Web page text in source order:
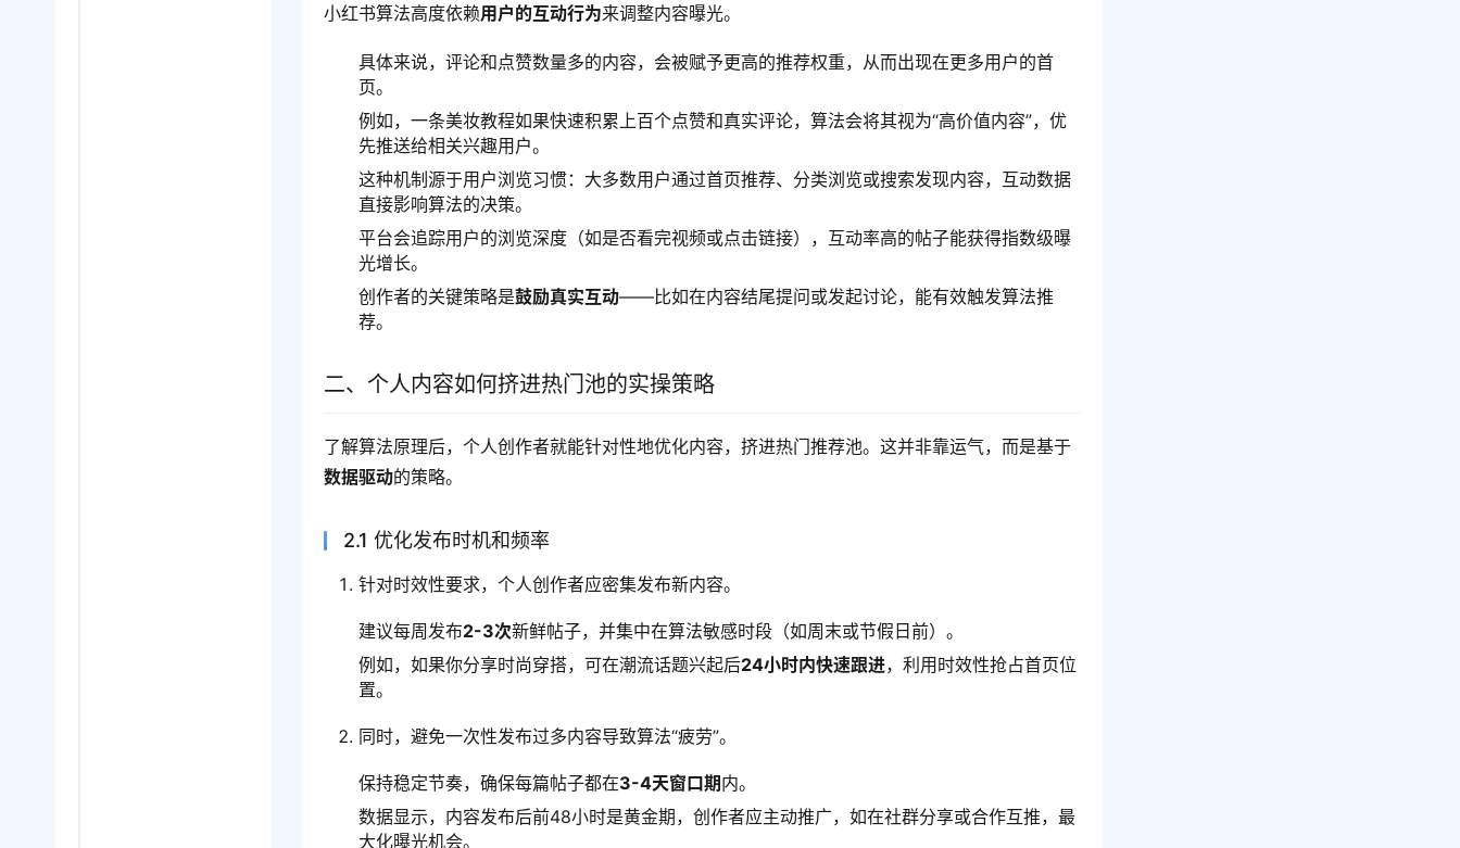
小红书算法高度依赖用户的互动行为来调整内容曝光。
具体来说，评论和点赞数量多的内容，会被赋予更高的推荐权重，从而出现在更多用户的首
页。
例如，一条美妆教程如果快速积累上百个点赞和真实评论，算法会将其视为“高价值内容”，优
先推送给相关兴趣用户。
这种机制源于用户浏览习惯：大多数用户通过首页推荐、分类浏览或搜索发现内容，互动数据
直接影响算法的决策。
平台会追踪用户的浏览深度（如是否看完视频或点击链接），互动率高的帖子能获得指数级曝
光增长。
创作者的关键策略是鼓励真实互动——比如在内容结尾提问或发起讨论，能有效触发算法推
荐。
二、个人内容如何挤进热门池的实操策略
了解算法原理后，个人创作者就能针对性地优化内容，挤进热门推荐池。这并非靠运气，而是基于
数据驱动的策略。
2.1 优化发布时机和频率
针对时效性要求，个人创作者应密集发布新内容。
建议每周发布2-3次新鲜帖子，并集中在算法敏感时段（如周末或节假日前）。
例如，如果你分享时尚穿搭，可在潮流话题兴起后24小时内快速跟进，利用时效性抢占首页位
置。
同时，避免一次性发布过多内容导致算法“疲劳”。
保持稳定节奏，确保每篇帖子都在3-4天窗口期内。
数据显示，内容发布后前48小时是黄金期，创作者应主动推广，如在社群分享或合作互推，最
大化曝光机会。